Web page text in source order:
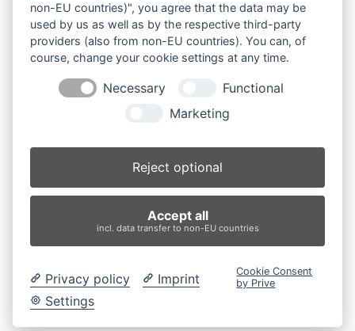
Produktsuche
Suchen
×
B37V (9)
Produkt-Schlagwörter
BolzenBuchsenBuchsen und Bolzen
Endantrieb
LaufrolleLeitradNachiRubber Tracks
Sprocket
Top RollerTrack Roller
non-EU countries)", you agree that the data may be
used by us as well as by the respective third-party
providers (also from non-EU countries). You can, of
course, change your cookie settings at any time.
Necessary
Functional
Marketing
Reject optional
Accept all
incl. data transfer to non-EU countries
Privacy policy
Imprint
Settings
Cookie Consent
by Prive